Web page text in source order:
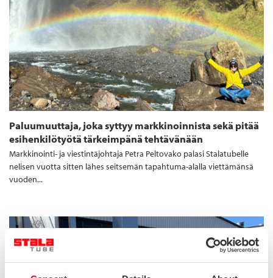
Paluumuuttaja, joka syttyy markkinoinnista sekä pitää
esihenkilötyötä tärkeimpänä tehtävänään
Markkinointi- ja viestintäjohtaja Petra Peltovako palasi Stalatubelle
nelisen vuotta sitten lähes seitsemän tapahtuma-alalla viettämänsä
vuoden...